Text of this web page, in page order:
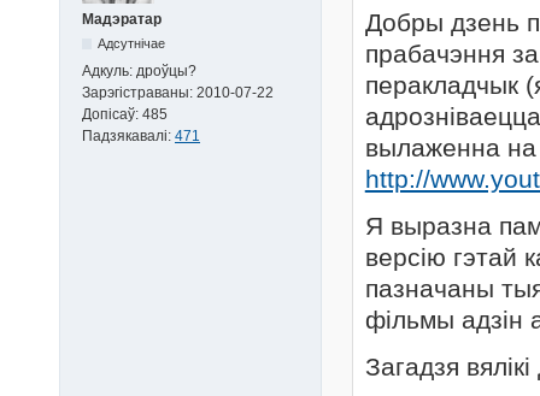
Мадэратар
Адсутнічае
Адкуль: дроўцы?
Зарэгістраваны: 2010-07-22
Допісаў: 485
Падзякавалі: 471
Добры дзень
прабачэння
перакладчык
вылаженна
http://
Я выразна
версію гэтай
пазначаны
фільмы адзін
Загадзя